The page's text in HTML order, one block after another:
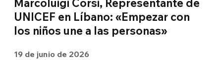
Marcoluigi Corsi, Representante de
UNICEF en Líbano: «Empezar con
los niños une a las personas»
19 de junio de 2026